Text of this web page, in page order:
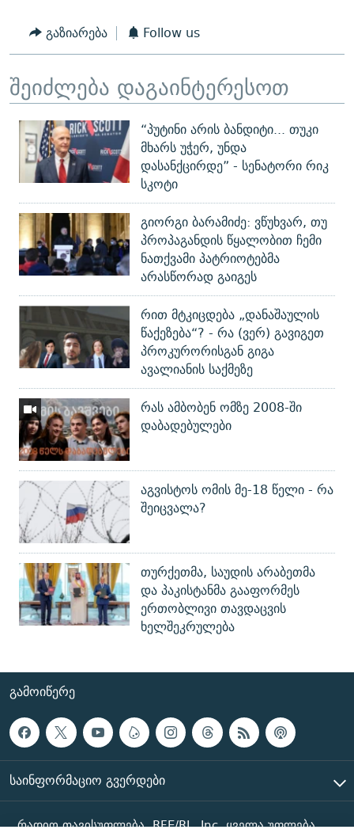
გაზიარება Follow us
შეიძლება დაგაინტერესოთ
“პუტინი არის ბანდიტი... თუკი
მხარს უჭერ, უნდა
დასანქცირდე” - სენატორი რიკ
სკოტი
გიორგი ბარამიძე: ვწუხვარ, თუ
პროპაგანდის წყალობით ჩემი
ნათქვამი პატრიოტებმა
არასწორად გაიგეს
რით მტკიცდება „დანაშაულის
წაქეზება“? - რა (ვერ) გავიგეთ
პროკურორისგან გიგა
ავალიანის საქმეზე
რას ამბობენ ომზე 2008-ში
დაბადებულები
აგვისტოს ომის მე-18 წელი - რა
შეიცვალა?
თურქეთმა, საუდის არაბეთმა
და პაკისტანმა გააფორმეს
ერთობლივი თავდაცვის
ხელშეკრულება
ᲒᲐᲛᲝᲘᲬᲔᲠᲔ
ᲡᲐᲘᲜᲤᲝᲠᲛᲐᲪᲘᲝ ᲒᲕᲔᲠᲓᲔᲑᲘ
რადიო თავისუფლება, RFE/RL, Inc. ყველა უფლება